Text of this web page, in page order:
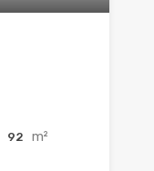
92 m²